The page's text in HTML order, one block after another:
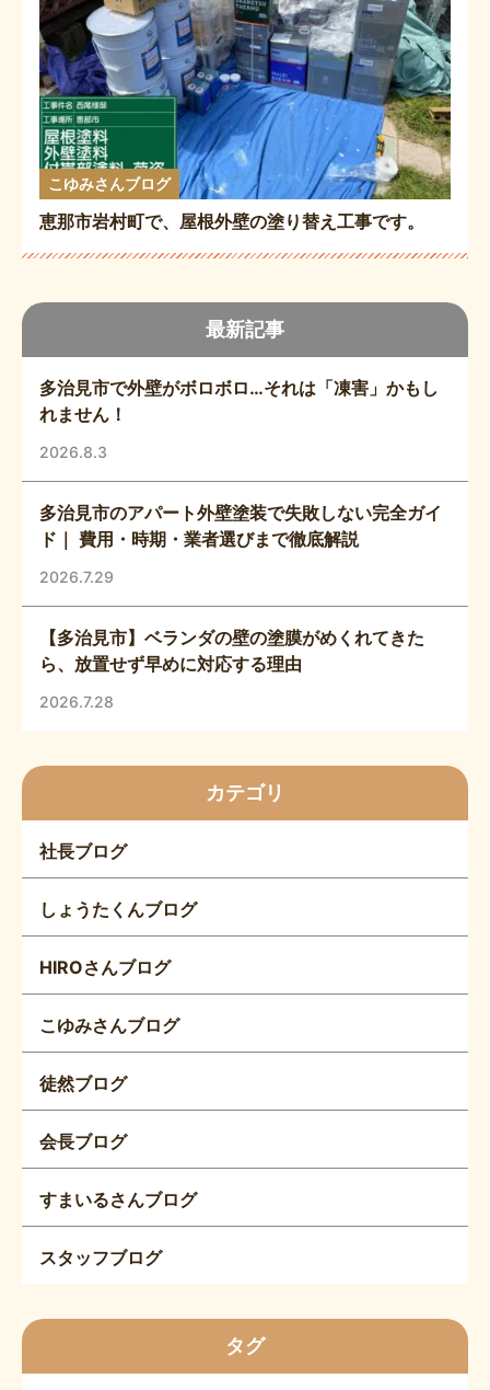
最新記事
多治見市で外壁がボロボロ…それは「凍害」かもし
れません！
2026.8.3
多治見市のアパート外壁塗装で失敗しない完全ガイ
ド｜ 費用・時期・業者選びまで徹底解説
2026.7.29
【多治見市】ベランダの壁の塗膜がめくれてきた
ら、放置せず早めに対応する理由
2026.7.28
カテゴリ
社長ブログ
しょうたくんブログ
HIROさんブログ
こゆみさんブログ
徒然ブログ
会長ブログ
すまいるさんブログ
スタッフブログ
タグ
こゆみさんブログ
恵那市岩村町で、屋根外壁の塗り替え工事です。